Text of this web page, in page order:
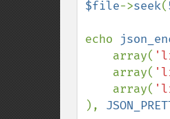
$file->seek(
echo
    array(
    array(
    array(
),